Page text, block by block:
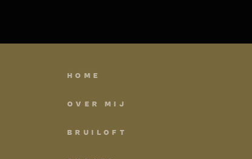
BRUILOFT
OVER MIJ
HOME